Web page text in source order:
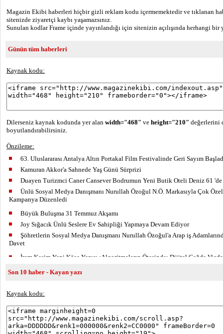
Magazin Ekibi haberleri hiçbir gizli reklam kodu içermemektedir ve tıklanan
sitenizde ziyaretçi kaybı yaşamazsınız.
Sunulan kodlar Frame içinde yayınlandığı için sitenizin açılışında herhangi bir
Günün tüm haberleri
Kaynak kodu:
Dilerseniz kaynak kodunda yer alan width="468" ve height="210" değerlerini
boyutlandırabilirsiniz.
Önzileme:
Son 10 haber - Kayan yazı
Kaynak kodu: